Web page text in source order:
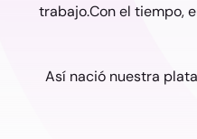
trabajo.Con el tiempo,
Así nació nuestra